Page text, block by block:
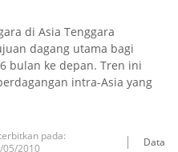
di Asia Tenggara
dagang utama bagi
bulan ke depan. Tren ini
intra-Asia yang
pada:
05/2010
Data